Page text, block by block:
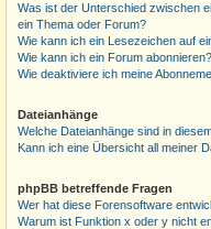
Was ist der Unterschied zwischen
ein Thema oder Forum?
Wie kann ich ein Lesezeichen auf
Wie kann ich ein Forum abonnieren?
Wie deaktiviere ich meine
Dateianhänge
Welche Dateianhänge sind in
Kann ich eine Übersicht all meiner
phpBB betreffende Fragen
Wer hat diese Forensoftware
Warum ist Funktion x oder y nicht